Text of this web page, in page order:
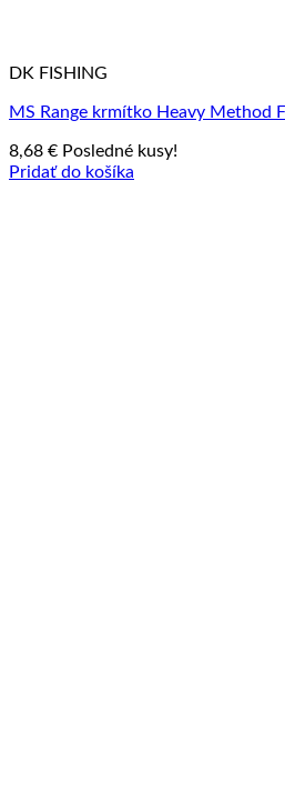
DK FISHING
MS Range krmítko Heavy Method
8,68 € Posledné kusy!
Pridať do košíka